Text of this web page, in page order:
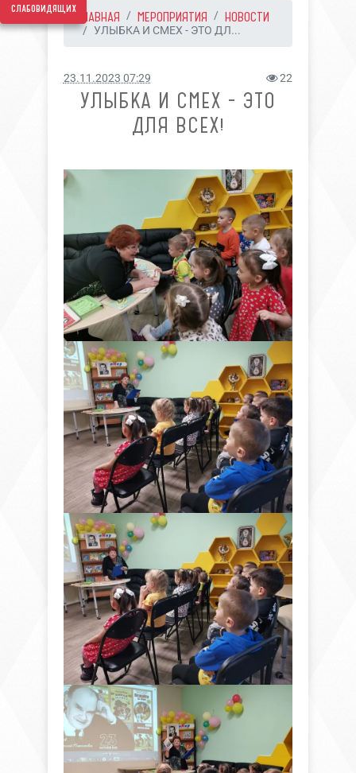
слабовидящихГЛАВНАЯ МЕРОПРИЯТИЯ НОВОСТИ
УЛЫБКА И СМЕХ - ЭТО ДЛ...
23.11.2023 07:29 22
УЛЫБКА И СМЕХ - ЭТО
ДЛЯ ВСЕХ!